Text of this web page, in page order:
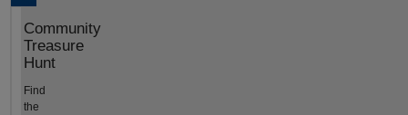
Community
Treasure
Hunt
Find
the